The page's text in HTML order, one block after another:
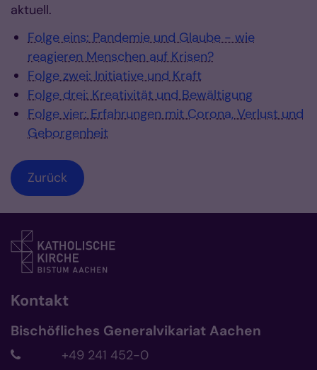
aktuell.
Folge eins: Pandemie und Glaube - wie
reagieren Menschen auf Krisen?
Folge zwei: Initiative und Kraft
Folge drei: Kreativität und Bewältigung
Folge vier: Erfahrungen mit Corona, Verlust und
Geborgenheit
Zurück
Kontakt
Bischöfliches Generalvikariat Aachen
+49 241 452-0